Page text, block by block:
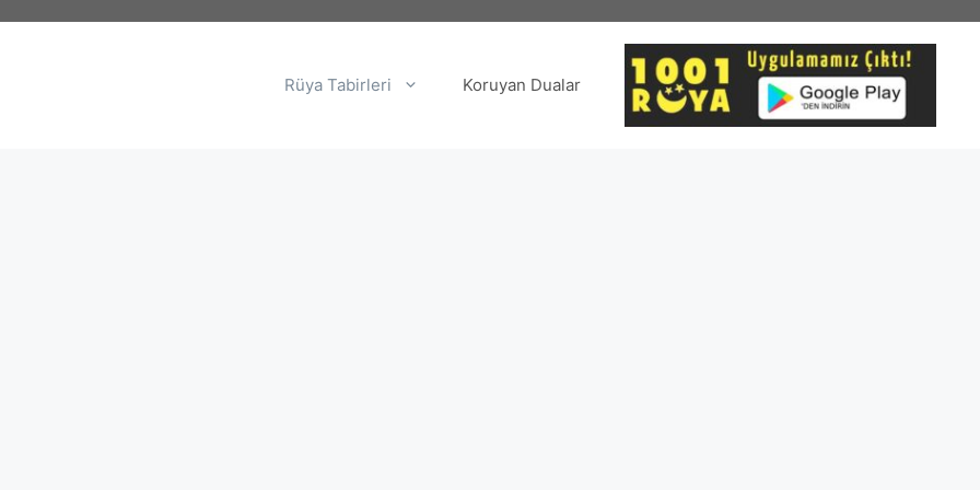
Rüya Tabirleri Koruyan Dualar